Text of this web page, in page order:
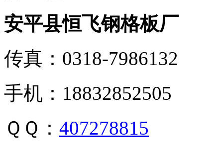
安平县恒飞钢格板厂
传真：0318-7986132
手机：18832852505
ＱＱ： 407278815